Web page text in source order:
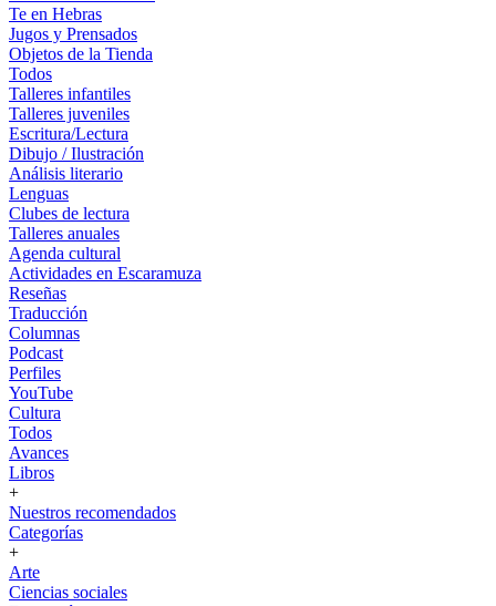
Te en Hebras
Jugos y Prensados
Objetos de la Tienda
Todos
Talleres infantiles
Talleres juveniles
Escritura/Lectura
Dibujo / Ilustración
Análisis literario
Lenguas
Clubes de lectura
Talleres anuales
Agenda cultural
Actividades en Escaramuza
Reseñas
Traducción
Columnas
Podcast
Perfiles
YouTube
Cultura
Todos
Avances
Libros
+
Nuestros recomendados
Categorías
+
Arte
Ciencias sociales